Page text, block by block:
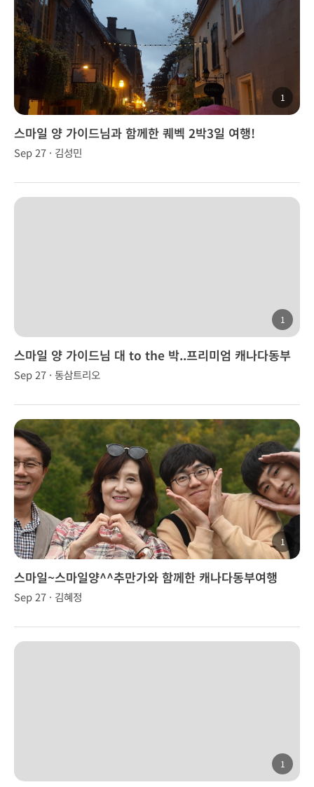
1
스마일 양 가이드님과 함께한 퀘벡 2박3일 여행!
Sep 27 · 김성민
1
스마일 양 가이드님 대 to the 박..프리미엄 캐나다동부
(2박3일)
Sep 27 · 동삼트리오
1
스마일~스마일양^^추만가와 함께한 캐나다동부여행
Sep 27 · 김혜정
1